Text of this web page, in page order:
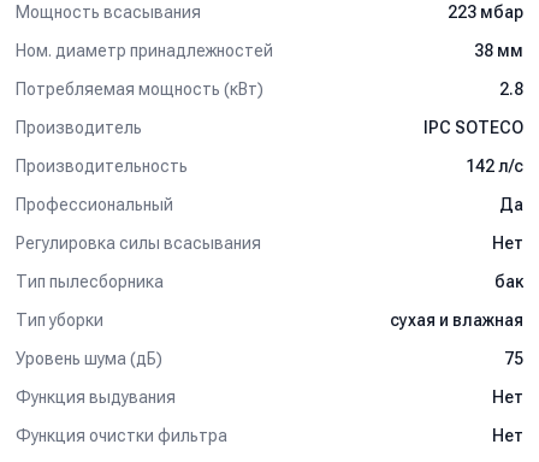
Мощность всасывания
223 мбар
Ном. диаметр принадлежностей
38 мм
Потребляемая мощность (кВт)
2.8
Производитель
IPC SOTECO
Производительность
142 л/c
Профессиональный
Да
Регулировка силы всасывания
Нет
Тип пылесборника
бак
Тип уборки
сухая и влажная
Уровень шума (дБ)
75
Функция выдувания
Нет
Функция очистки фильтра
Нет